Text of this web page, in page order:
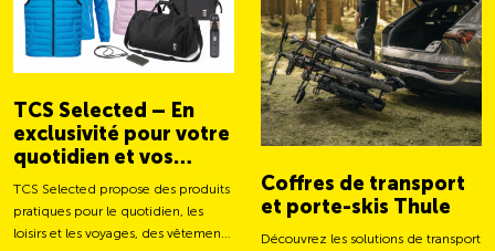
TCS Selected – En
exclusivité pour votre
quotidien et vos
aventures
TCS Selected propose des produits
pratiques pour le quotidien, les
loisirs et les voyages, des vêtements
Coffres de transport
et porte-skis Thule
Découvrez les solutions de transport